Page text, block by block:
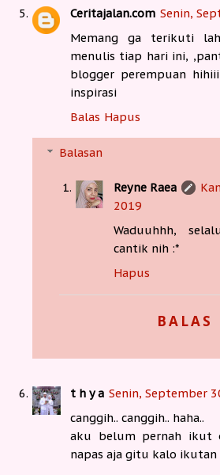
Ceritajalan.com Senin,
Memang ga terikuti
menulis tiap hari ini,
blogger perempuan
inspirasi
Balas Hapus
Balasan
Reyne Raea
2019
Waduuhhh,
cantik nih :*
Hapus
BALAS
t h y a Senin, September
canggih.. canggih.. haha..
aku belum pernah ikut
napas aja gitu kalo ikutan